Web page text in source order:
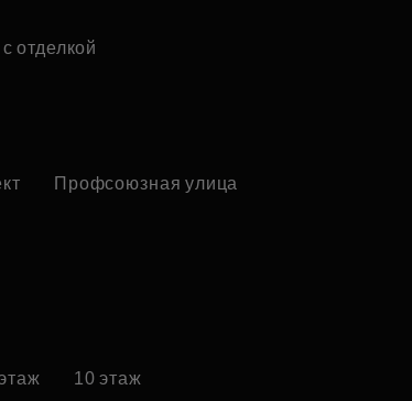
отделкой
Профсоюзная улица
10 этаж